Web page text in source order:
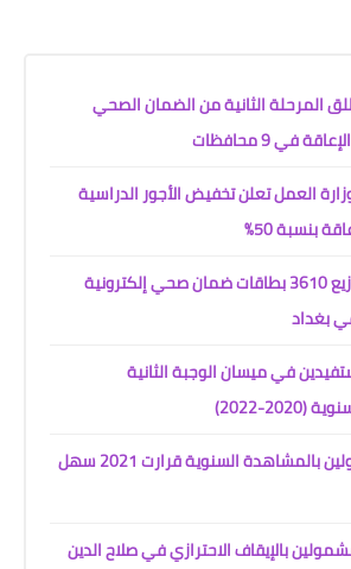
المرحلة الثانية من الضمان الصحي
في 9 محافظات
العمل تعلن تخفيض الأجور الدراسية
بنسبة 50%
نقلة نوعية.. توزيع 3610 بطاقات ضمان صحي إلكترونية
بغداد
في ميسان الوجبة الثانية
2022)
اسماء المشمولين بالمشاهدة السنوية قرارت 2021 سهل
بالإيقاف الاحترازي في صلاح الدين